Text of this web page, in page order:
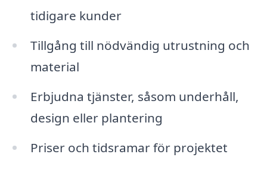
tidigare kunder
Tillgång till nödvändig utrustning och
material
Erbjudna tjänster, såsom underhåll,
design eller plantering
Priser och tidsramar för projektet